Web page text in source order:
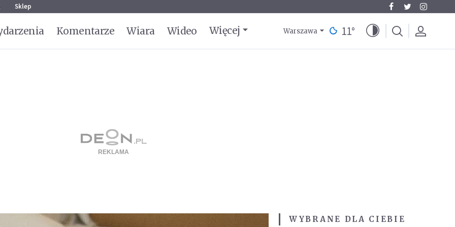
Sklep
Komentarze Wiara Wideo Więcej Warszawa 11°
WYBRANE DLA CIEBIE